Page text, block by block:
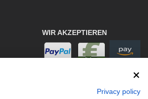
WIR AKZEPTIEREN
Privacy policy